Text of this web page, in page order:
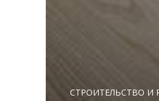
СТРОИТЕЛЬСТВО И